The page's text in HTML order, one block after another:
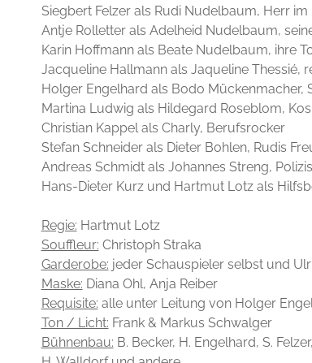
Siegbert Felzer als Rudi Nudelbaum, Herr im
Antje Rolletter als Adelheid Nudelbaum,
Karin Hoffmann als Beate Nudelbaum, ihre
Jacqueline Hallmann als Jaqueline Thessié,
Holger Engelhard als Bodo Mückenmacher,
Martina Ludwig als Hildegard Roseblom,
Christian Kappel als Charly, Berufsrocker
Stefan Schneider als Dieter Bohlen, Rudis
Andreas Schmidt als Johannes Streng,
Hans-Dieter Kurz und Hartmut Lotz als
Regie: Hartmut Lotz
Souffleur: Christoph Straka
Garderobe: jeder Schauspieler selbst und
Maske: Diana Ohl, Anja Reiber
Requisite: alle unter Leitung von Holger
Ton / Licht: Frank & Markus Schwalger
Bühnenbau: B. Becker, H. Engelhard, S.